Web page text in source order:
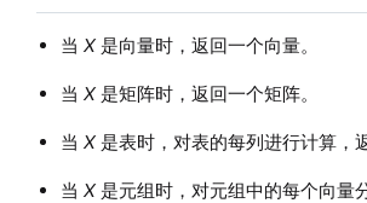
当 X是向量时，返回一个向量。
当 X是矩阵时，返回一个矩阵。
当 X是表时，对表的每列进行计算，
当 X是元组时，对元组中的每个向量